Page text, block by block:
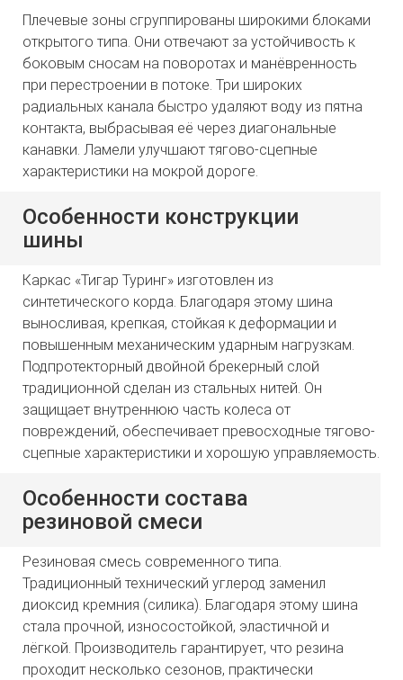
Плечевые зоны сгруппированы широкими блоками
открытого типа. Они отвечают за устойчивость к
боковым сносам на поворотах и манёвренность
при перестроении в потоке. Три широких
радиальных канала быстро удаляют воду из пятна
контакта, выбрасывая её через диагональные
канавки. Ламели улучшают тягово-сцепные
характеристики на мокрой дороге.
Особенности конструкции
шины
Каркас «Тигар Туринг» изготовлен из
синтетического корда. Благодаря этому шина
выносливая, крепкая, стойкая к деформации и
повышенным механическим ударным нагрузкам.
Подпротекторный двойной брекерный слой
традиционной сделан из стальных нитей. Он
защищает внутреннюю часть колеса от
повреждений, обеспечивает превосходные тягово-
сцепные характеристики и хорошую управляемость.
Особенности состава
резиновой смеси
Резиновая смесь современного типа.
Традиционный технический углерод заменил
диоксид кремния (силика). Благодаря этому шина
стала прочной, износостойкой, эластичной и
лёгкой. Производитель гарантирует, что резина
проходит несколько сезонов, практически